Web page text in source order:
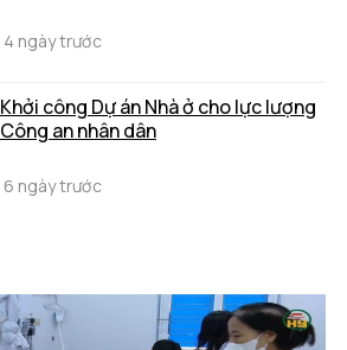
4 ngày trước
Khởi công Dự án Nhà ở cho lực lượng
Công an nhân dân
6 ngày trước